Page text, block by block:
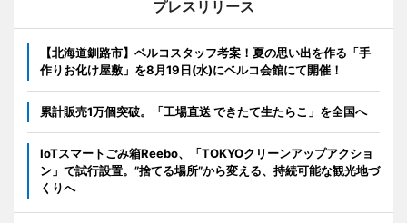
プレスリリース
【北海道釧路市】ベルコスタッフ考案！夏の思い出を作る「手
作りお化け屋敷」を8月19日(水)にベルコ会館にて開催！
累計販売1万個突破。「工場直送 できたて生たらこ」を全国へ
IoTスマートごみ箱Reebo、「TOKYOクリーンアップアクショ
ン」で試行設置。”捨てる場所”から変える、持続可能な観光地づ
くりへ